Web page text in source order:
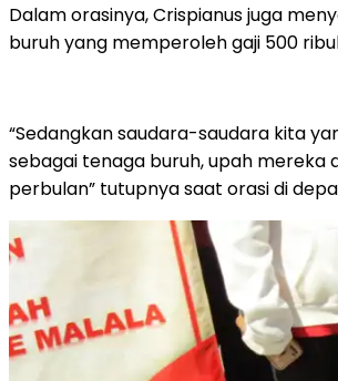
Dalam orasinya, Crispianus juga
buruh yang memperoleh gaji 500
“Sedangkan saudara-saudara kita
sebagai tenaga buruh, upah mereka
perbulan” tutupnya saat orasi di